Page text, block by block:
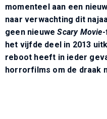
momenteel aan een
naar verwachting dit
geen nieuweScary Movie
het vijfde deel in 2013
reboot heeft in ieder
horrorfilms om de draak